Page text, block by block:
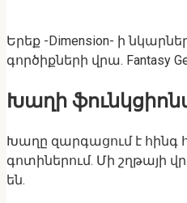
Երեք -Dimension- ի
գործիքների վրա.
Խաղի
Խաղը զարգացում է հինգ
գոտիներում. Մի շղթայի
են.